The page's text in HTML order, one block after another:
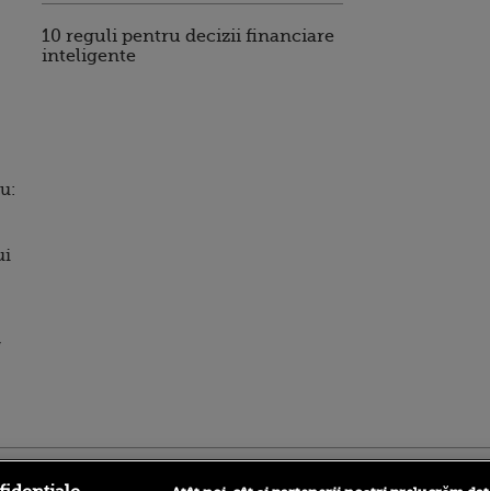
10 reguli pentru decizii financiare
inteligente